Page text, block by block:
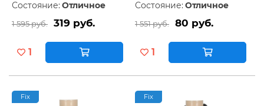
Состояние: Отличное
1 595 руб. 319 руб.
1
Состояние: Отличное
1 551 руб. 80 руб.
1
Fix Fix